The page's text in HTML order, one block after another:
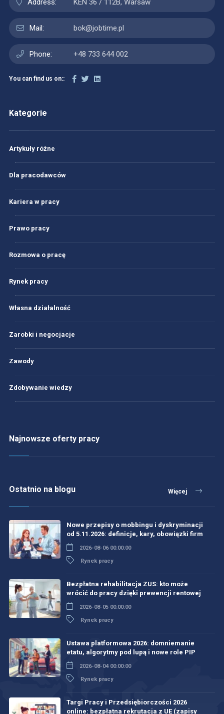
Address: KEN 36 / 112B, Warsaw
Mail: bok@jobtime.pl
Phone: +48 733 644 002
You can find us on::
Kategorie
Artykuły różne
Dla pracodawców
Kariera w pracy
Prawo pracy
Rozmowa o pracę
Rynek pracy
Własna działalność
Zarobki i negocjacje
Zawody
Zdobywanie wiedzy
Najnowsze oferty pracy
Ostatnio na blogu Więcej
Nowe przepisy o mobbingu i dyskryminacji
od 5.11.2026: definicje, kary, obowiązki firm
2026-08-06 00:00:00
Rynek pracy
Bezpłatna rehabilitacja ZUS: kto może
wrócić do pracy dzięki prewencji rentowej
2026-08-05 00:00:00
Rynek pracy
Ustawa platformowa 2026: domniemanie
etatu, algorytmy pod lupą i nowe role PIP
2026-08-04 00:00:00
Rynek pracy
Targi Pracy i Przedsiębiorczości 2026
online: bezpłatna rekrutacja z UE (zapisy